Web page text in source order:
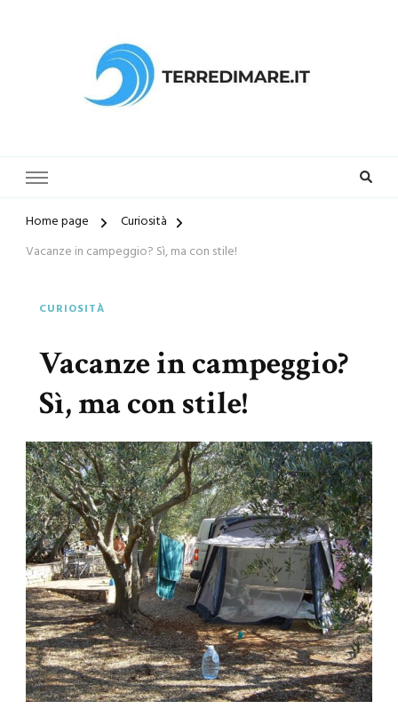
Home page
Curiosità
Vacanze in campeggio? Sì, ma con stile!
CURIOSITÀ
Vacanze in campeggio?
Sì, ma con stile!